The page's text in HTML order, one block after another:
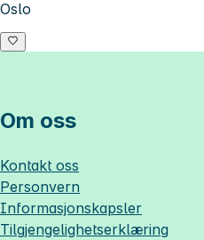
Oslo
Om oss
Kontakt oss
Personvern
Informasjonskapsler
Tilgjengelighetserklæring